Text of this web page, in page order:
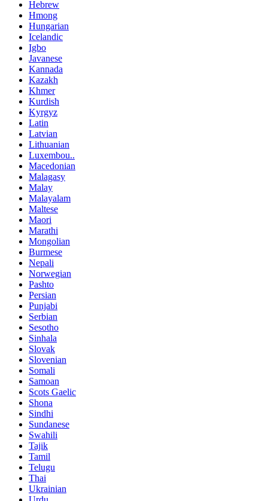
Hebrew
Hmong
Hungarian
Icelandic
Igbo
Javanese
Kannada
Kazakh
Khmer
Kurdish
Kyrgyz
Latin
Latvian
Lithuanian
Luxembou..
Macedonian
Malagasy
Malay
Malayalam
Maltese
Maori
Marathi
Mongolian
Burmese
Nepali
Norwegian
Pashto
Persian
Punjabi
Serbian
Sesotho
Sinhala
Slovak
Slovenian
Somali
Samoan
Scots Gaelic
Shona
Sindhi
Sundanese
Swahili
Tajik
Tamil
Telugu
Thai
Ukrainian